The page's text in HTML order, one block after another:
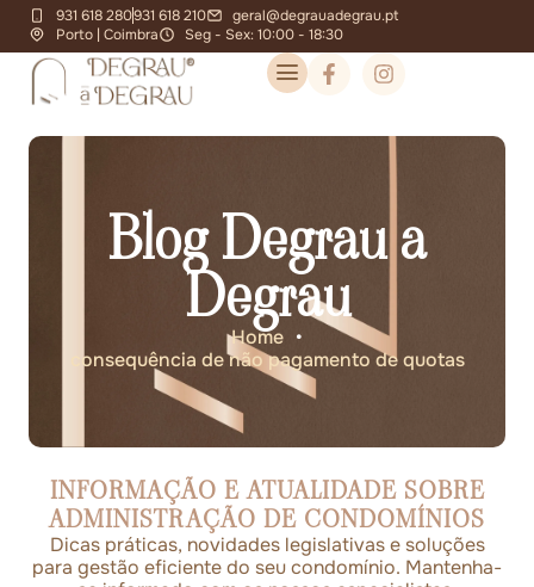
931 618 280931 618 210
geral@degrauadegrau.pt
Porto | Coimbra
Seg - Sex: 10:00 - 18:30
Blog Degrau a
Degrau
Home •
consequência de não pagamento de quotas
INFORMAÇÃO E ATUALIDADE SOBRE
ADMINISTRAÇÃO DE CONDOMÍNIOS
Dicas práticas, novidades legislativas e soluções
para gestão eficiente do seu condomínio. Mantenha-